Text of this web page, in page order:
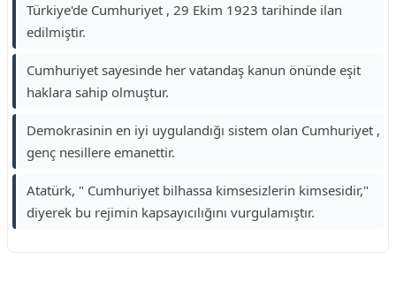
Türkiye'de Cumhuriyet , 29 Ekim 1923 tarihinde ilan
edilmiştir.
Cumhuriyet sayesinde her vatandaş kanun önünde eşit
haklara sahip olmuştur.
Demokrasinin en iyi uygulandığı sistem olan Cumhuriyet ,
genç nesillere emanettir.
Atatürk, " Cumhuriyet bilhassa kimsesizlerin kimsesidir,"
diyerek bu rejimin kapsayıcılığını vurgulamıştır.